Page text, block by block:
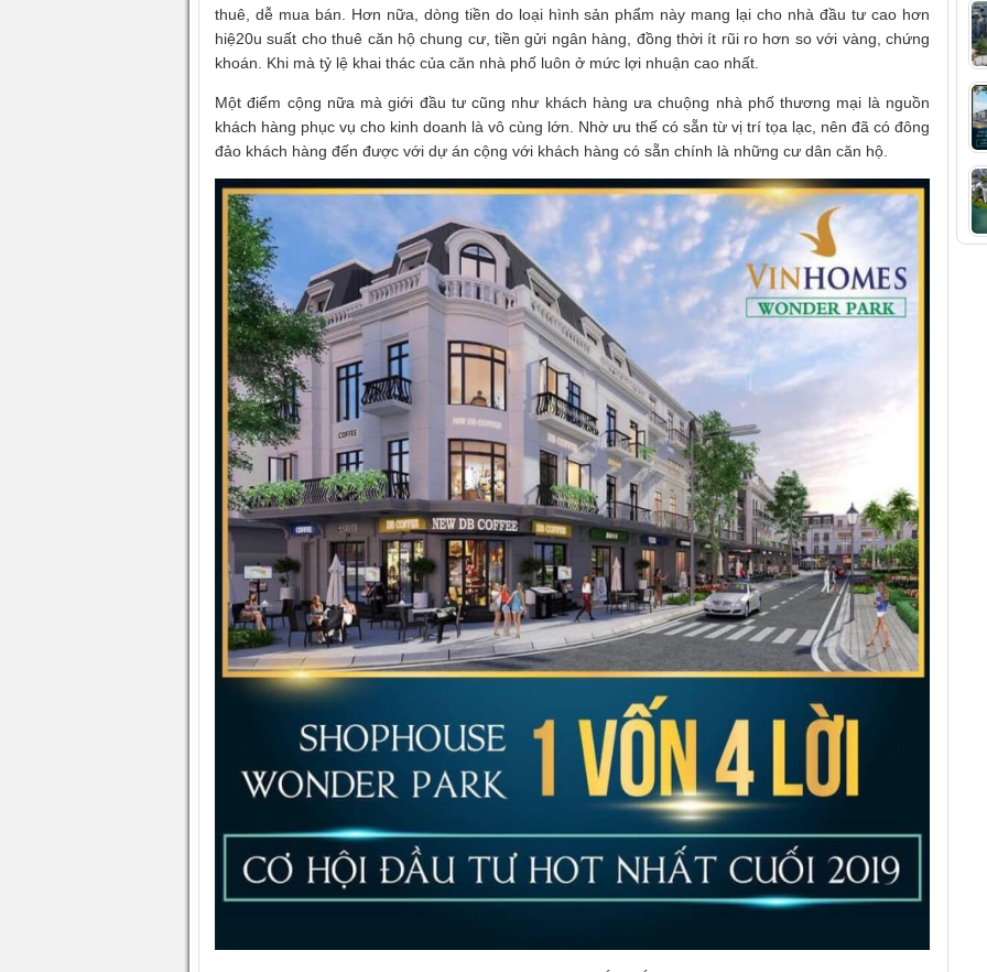
thuê, dễ mua bán. Hơn nữa, dòng tiền do loại hình sản phẩm này mang lại cho nhà đầu tư cao hơn
hiệ20u suất cho thuê căn hộ chung cư, tiền gửi ngân hàng, đồng thời ít rũi ro hơn so với vàng, chứng
khoán. Khi mà tỷ lệ khai thác của căn nhà phố luôn ở mức lợi nhuận cao nhất.
Một điểm cộng nữa mà giới đầu tư cũng như khách hàng ưa chuộng nhà phố thương mại là nguồn
khách hàng phục vụ cho kinh doanh là vô cùng lớn. Nhờ ưu thế có sẵn từ vị trí tọa lạc, nên đã có đông
đảo khách hàng đến được với dự án cộng với khách hàng có sẵn chính là những cư dân căn hộ.